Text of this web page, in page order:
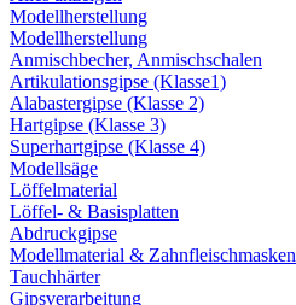
Modellherstellung
Modellherstellung
Anmischbecher, Anmischschalen
Artikulationsgipse (Klasse1)
Alabastergipse (Klasse 2)
Hartgipse (Klasse 3)
Superhartgipse (Klasse 4)
Modellsäge
Löffelmaterial
Löffel- & Basisplatten
Abdruckgipse
Modellmaterial & Zahnfleischmasken
Tauchhärter
Gipsverarbeitung